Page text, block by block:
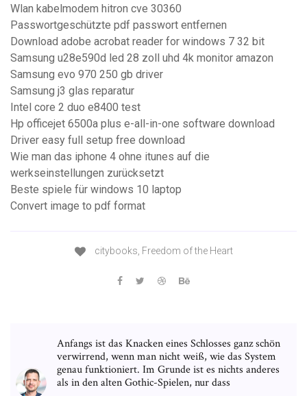
Wlan kabelmodem hitron cve 30360
Passwortgeschützte pdf passwort entfernen
Download adobe acrobat reader for windows 7 32 bit
Samsung u28e590d led 28 zoll uhd 4k monitor amazon
Samsung evo 970 250 gb driver
Samsung j3 glas reparatur
Intel core 2 duo e8400 test
Hp officejet 6500a plus e-all-in-one software download
Driver easy full setup free download
Wie man das iphone 4 ohne itunes auf die
werkseinstellungen zurücksetzt
Beste spiele für windows 10 laptop
Convert image to pdf format
citybooks, Freedom of the Heart
Anfangs ist das Knacken eines Schlosses ganz schön
verwirrend, wenn man nicht weiß, wie das System
genau funktioniert. Im Grunde ist es nichts anderes
als in den alten Gothic-Spielen, nur dass